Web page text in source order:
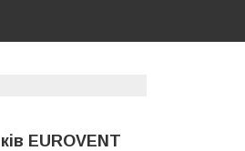
EUROVENT